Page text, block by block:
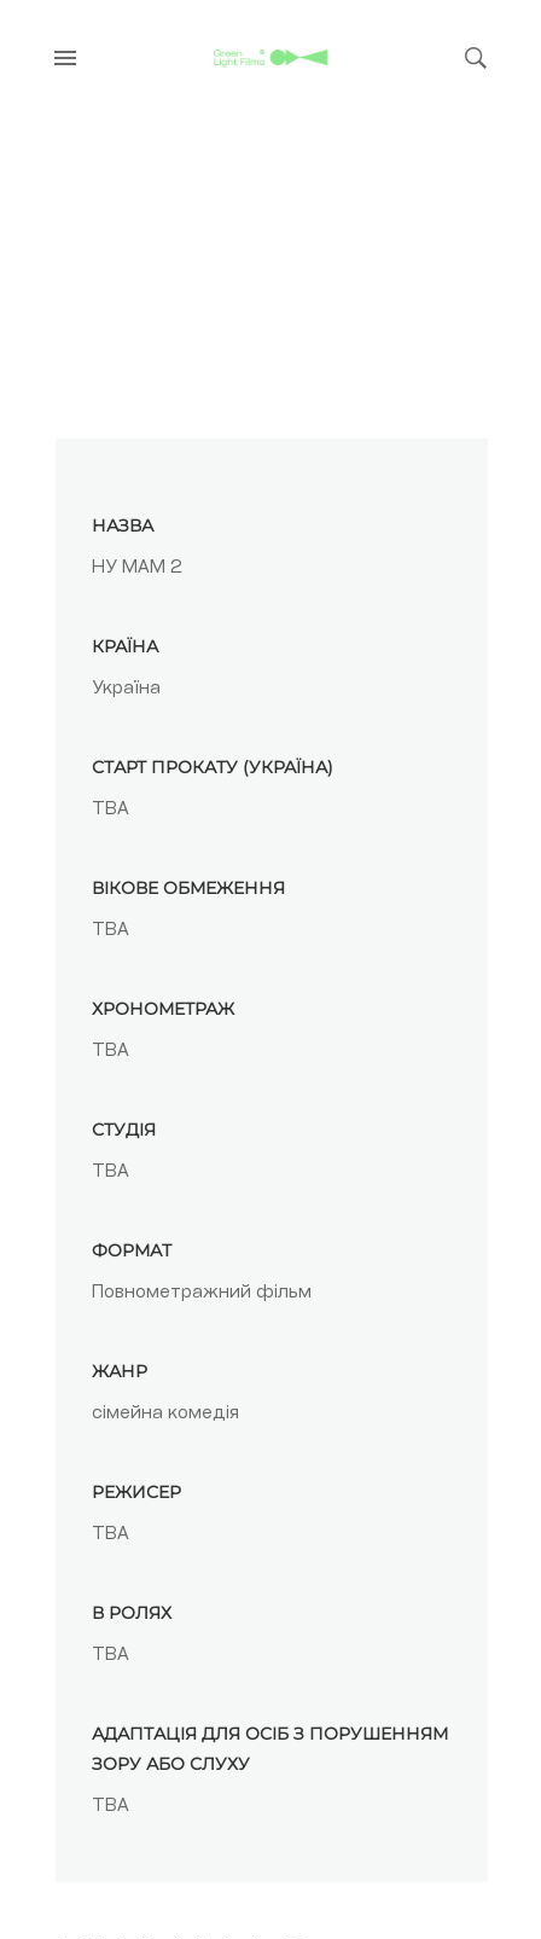
НАЗВА
НУ МАМ 2
КРАЇНА
Україна
СТАРТ ПРОКАТУ (УКРАЇНА)
ТВА
ВІКОВЕ ОБМЕЖЕННЯ
TBA
ХРОНОМЕТРАЖ
TBA
СТУДІЯ
TBA
ФОРМАТ
Повнометражний фільм
ЖАНР
сімейна комедія
РЕЖИСЕР
TBA
В РОЛЯХ
TBA
АДАПТАЦІЯ ДЛЯ ОСІБ З ПОРУШЕННЯМ
ЗОРУ АБО СЛУХУ
TBA